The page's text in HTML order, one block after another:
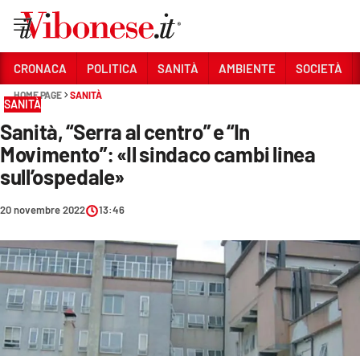
Sezioni
CRONACA
POLITICA
SOCIETÀ
CULTURA
ECONOMIA E LAVORO
CRONACA POLITICA SANITÀ AMBIENTE SOCIETÀ
HOME PAGE SANITÀ
SANITÀ
Sanità, “Serra al centro” e “In
Movimento”: «Il sindaco cambi linea
sull’ospedale»
20 novembre 2022 13:46